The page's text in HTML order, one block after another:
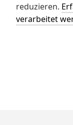
reduzieren.
verarbeitet